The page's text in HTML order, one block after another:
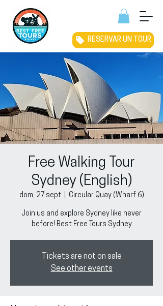
RESERVAR UN TOUR
Free Walking Tour
Sydney (English)
dom, 27 sept
  |
Circular Quay (Wharf 6)
Join us and explore Sydney like never
before! Best Free Tours Sydney
Tickets are not on sale
See other events